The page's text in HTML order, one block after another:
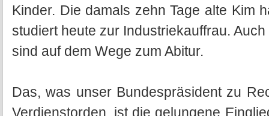
Kinder. Die damals zehn Tage alte Kim
studiert heute zur Industriekauffrau.
sind auf dem Wege zum Abitur.
Das, was unser Bundespräsident zu
Verdienstorden, ist die gelungene